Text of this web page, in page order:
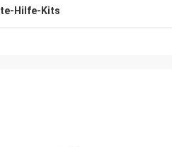
Hilfe-Kits